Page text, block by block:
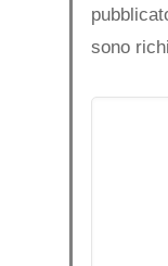
sono